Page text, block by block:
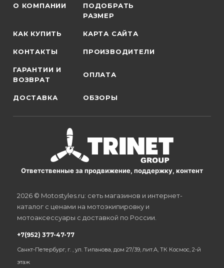
О КОМПАНИИ
ПОДОБРАТЬ
РАЗМЕР
КАК КУПИТЬ КАРТА САЙТА
КОНТАКТЫ ПРОИЗВОДИТЕЛИ
ГАРАНТИИ И
ВОЗВРАТ
ОПЛАТА
ДОСТАВКА ОБЗОРЫ
Ответственные за продвижение, поддержку, контент
2026 © Motostyles.ru: сеть магазинов и интернет-
каталог с ценами на мотоэкипировку и
мотоаксессуары с доставкой по России.
+7(952) 377-47-77
Санкт-Петербург, г. , ул. Типанова, дом 27/39, лит.А, ТК Космос, 2-й
этаж